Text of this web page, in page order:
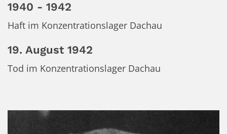
1940 - 1942
Haft im Konzentrationslager Dachau
19. August 1942
Tod im Konzentrationslager Dachau